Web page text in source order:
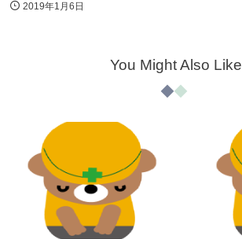
2019年1月6日
You Might Also Like